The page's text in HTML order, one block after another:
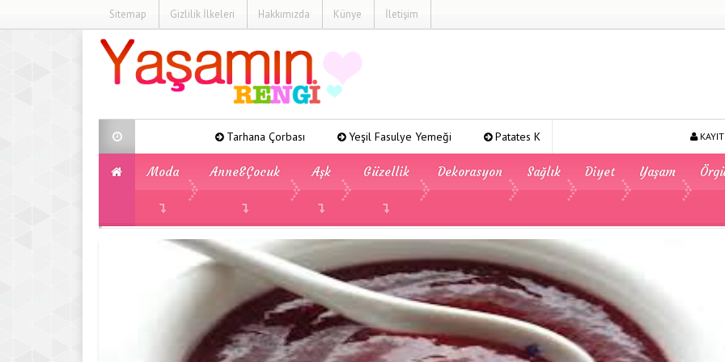
Sitemap Gizlilik İlkeleri Hakkımızda Künye İletişim
Tarhana Çorbası Yeşil Fasulye Yemeği Patates Kavurması Yeşil Mercimek
Moda Anne&Çocuk Aşk Güzellik Dekorasyon Sağlık Diyet Yaşam
Yemek Tarifleri Tatlı Tarifleri » Kırmızı Erik Marmelatı